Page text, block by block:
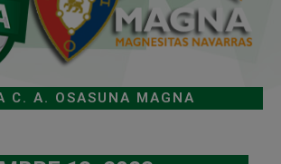
C. A. OSASUNA MAGNA